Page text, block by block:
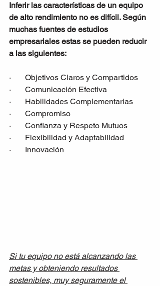
Inferir las características de un equipo
de alto rendimiento no es difícil. Según
muchas fuentes de estudios
empresariales estas se pueden reducir
a las siguientes:
·       Objetivos Claros y Compartidos
·       Comunicación Efectiva
·       Habilidades Complementarias
·       Compromiso
·       Confianza y Respeto Mutuos
·       Flexibilidad y Adaptabilidad
·       Innovación
Si tu equipo no está alcanzando las
metas y obteniendo resultados
sostenibles, muy seguramente el